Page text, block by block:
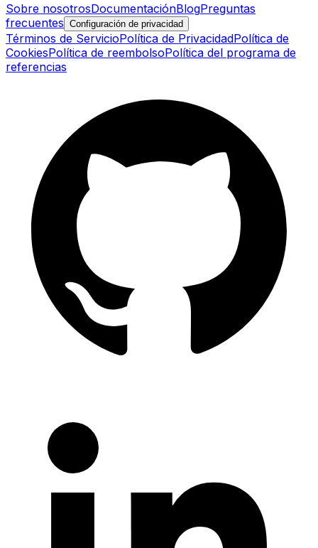
Sobre nosotrosDocumentaciónBlogPreguntas
frecuentes Configuración de privacidad
Términos de ServicioPolítica de PrivacidadPolítica de
CookiesPolítica de reembolsoPolítica del programa de
referencias